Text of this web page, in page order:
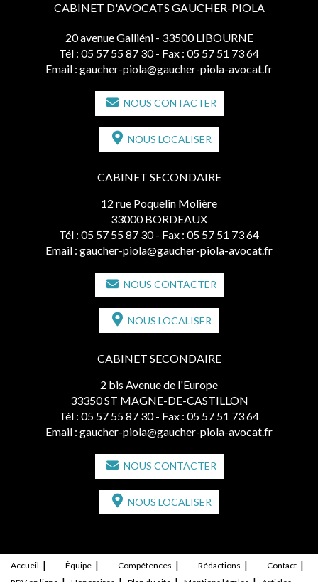
CABINET D'AVOCATS GAUCHER-PIOLA
20 avenue Galliéni - 33500 LIBOURNE
Tél : 05 57 55 87 30 - Fax : 05 57 51 73 64
Email : gaucher-piola@gaucher-piola-avocat.fr
NOUS CONTACTER
NOUS LOCALISER
CABINET SECONDAIRE
12 rue Poquelin Molière
33000 BORDEAUX
Tél : 05 57 55 87 30 - Fax : 05 57 51 73 64
Email : gaucher-piola@gaucher-piola-avocat.fr
NOUS CONTACTER
NOUS LOCALISER
CABINET SECONDAIRE
2 bis Avenue de l'Europe
33350 ST MAGNE-DE-CASTILLON
Tél : 05 57 55 87 30 - Fax : 05 57 51 73 64
Email : gaucher-piola@gaucher-piola-avocat.fr
NOUS CONTACTER
NOUS LOCALISER
Accueil Équipe Compétences Rédactions
Contact